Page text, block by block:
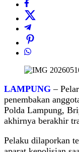
LAMPUNG –
penembakan
Polda Lampung,
akhirnya berakhir
Pelaku dilaporkan